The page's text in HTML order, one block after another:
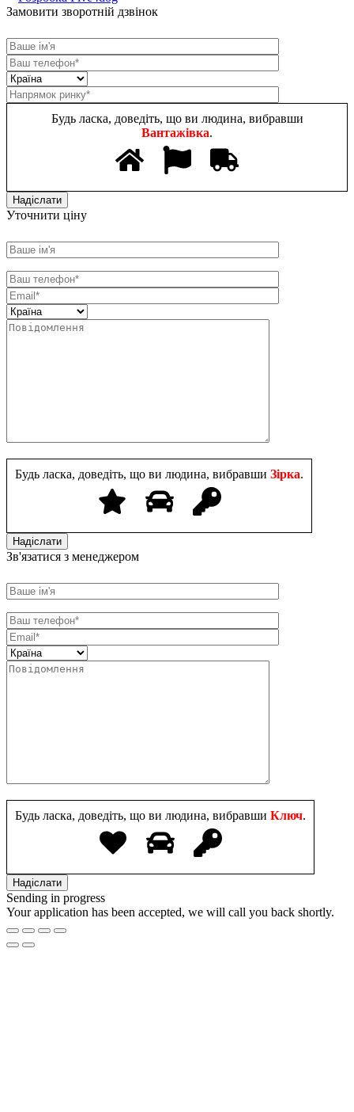
Замовити зворотній дзвінок
Будь ласка, доведіть, що ви людина, вибравши
Вантажівка.
Уточнити ціну
Будь ласка, доведіть, що ви людина, вибравши Зірка.
Зв'язатися з менеджером
Будь ласка, доведіть, що ви людина, вибравши Ключ.
Sending in progress
Your application has been accepted, we will call you back shortly.